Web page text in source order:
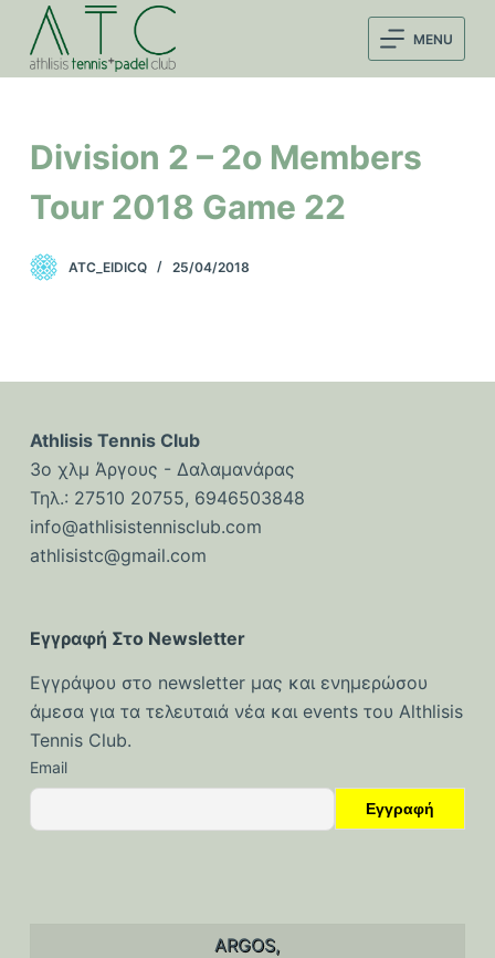
ε
τ
α
σ
σ
χ
ό
ο
MENU
Division 2 – 2o Members
Tour 2018 Game 22
ATC_EIDICQ 25/04/2018
Athlisis Tennis Club
3ο χλμ Άργους - Δαλαμανάρας
Τηλ.: 27510 20755, 6946503848
info@athlisistennisclub.com
athlisistc@gmail.com
Εγγραφή Στο Newsletter
Εγγράψου στο newsletter μας και ενημερώσου
άμεσα για τα τελευταιά νέα και events του Althlisis
Tennis Club.
Email
ARGOS,